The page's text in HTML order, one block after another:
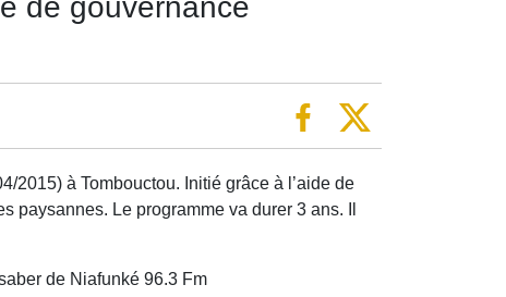
de gouvernance
2015) à Tombouctou. Initié grâce à l’aide de
Le programme va durer 3 ans. Il
de Niafunké 96.3 Fm